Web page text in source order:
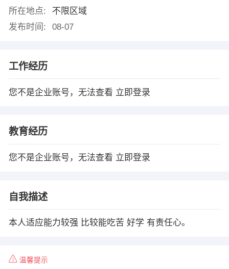
所在地点:
不限区域
发布时间:
08-07
工作经历
您不是企业账号，无法查看 立即登录
教育经历
您不是企业账号，无法查看 立即登录
自我描述
本人适应能力较强 比较能吃苦 好学 有责任心。
温馨提示